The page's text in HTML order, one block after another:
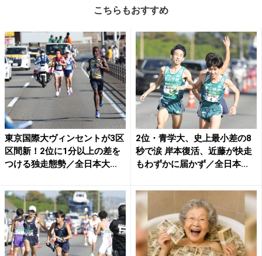
こちらもおすすめ
東京国際大ヴィンセントが3区
区間新！2位に1分以上の差を
つける独走態勢／全日本大...
2位・青学大、史上最小差の8
秒で涙 岸本復活、近藤が快走
もわずかに届かず／全日本...